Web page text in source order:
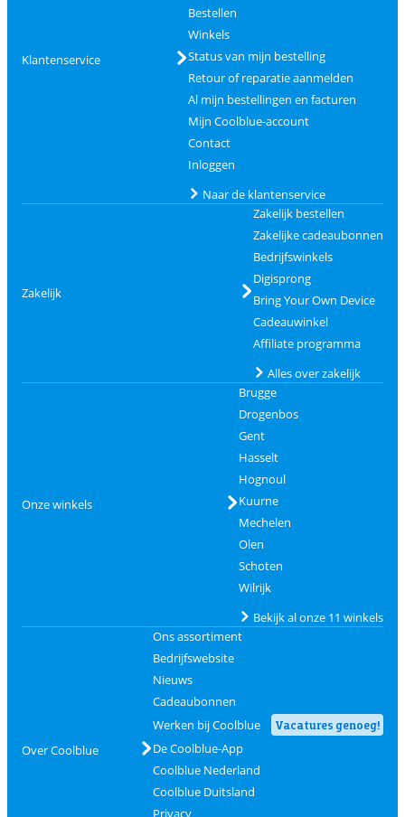
Klantenservice
Bestellen
Winkels
Status van mijn bestelling
Retour of reparatie aanmelden
Al mijn bestellingen en facturen
Mijn Coolblue-account
Contact
Inloggen
Naar de klantenservice
Zakelijk
Zakelijk bestellen
Zakelijke cadeaubonnen
Bedrijfswinkels
Digisprong
Bring Your Own Device
Cadeauwinkel
Affiliate programma
Alles over zakelijk
Onze winkels
Brugge
Drogenbos
Gent
Hasselt
Hognoul
Kuurne
Mechelen
Olen
Schoten
Wilrijk
Bekijk al onze 11 winkels
Over Coolblue
Ons assortiment
Bedrijfswebsite
Nieuws
Cadeaubonnen
Werken bij Coolblue
Vacatures genoeg!
De Coolblue-App
Coolblue Nederland
Coolblue Duitsland
Privacy